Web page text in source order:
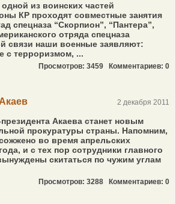
из воинских частей
КР проходят совместные занятия
спецназа “Скорпион”, “Пантера”,
отряда спецназа
связи наши военные заявляют:
с терроризмом, ...
Просмотров: 3459 Комментариев: 0
2 декабря 2011
Акаева станет новым
прокуратуры страны. Напомним,
во время апрельских
и с тех пор сотрудники главного
скитаться по чужим углам
Просмотров: 3288 Комментариев: 0